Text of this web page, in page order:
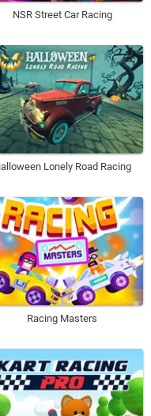
NSR Street Car Racing
Lonely Road Racing
Racing Masters